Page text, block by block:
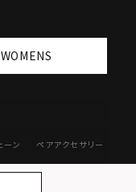
WOMENS
ーン ペアアクセサリー